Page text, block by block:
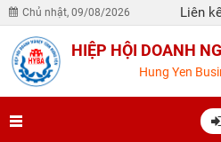
Chủ nhật, 09/08/2026 Liên
HIỆP HỘI DOANH
Hung Yen